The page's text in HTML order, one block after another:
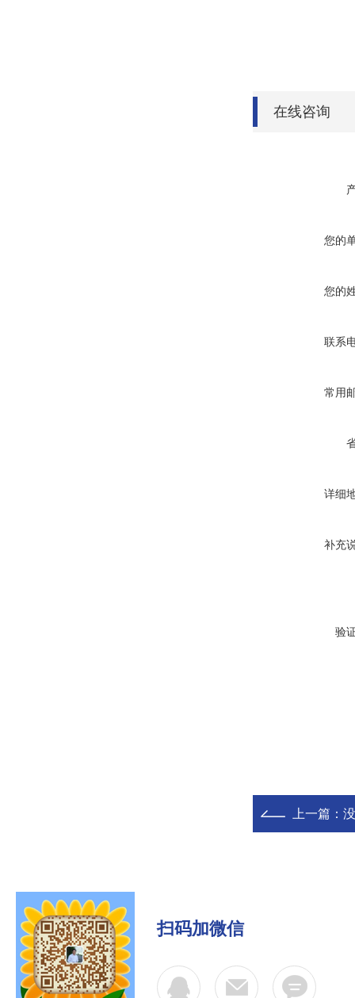
在线咨询
您的
您的
联系
常用
详细
补充
验
上一篇：
扫码加微信